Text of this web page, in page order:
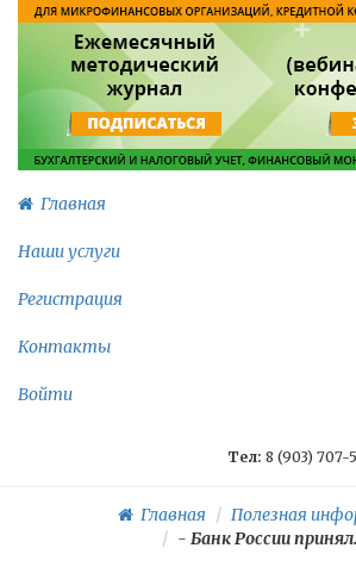
Главная
Наши услуги
Регистрация
Контакты
Войти
Тел: 8 (903) 707-
Главная
Полезная
- Банк России